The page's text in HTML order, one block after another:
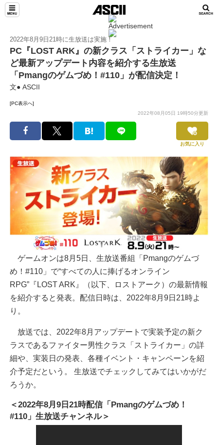
2022年8月9日21時に生放送は実施！
PC『LOST ARK』の新クラス「ストライカー」な
ど最新アップデート内容を紹介する生放送
「Pmangのゲムづめ！#110」が配信決定！
文● ASCII
[PC表示へ]
2022年08月05日 19時50分更新
お気に入り
ゲームオンは8月5日、生放送番組「Pmangのゲムづ
め！#110」で“すべての人に捧げるオンライン
RPG”『LOST ARK』（以下、ロストアーク）の最新情報
を紹介すると発表。配信日時は、2022年8月9日21時よ
り。
放送では、2022年8月アップデートで実装予定の新ク
ラスであるファイター男性クラス「ストライカー」の詳
細や、実装日の発表、各種イベント・キャンペーンを紹
介予定だという。 生放送でチェックしてみてはいかがだ
ろうか。
＜2022年8月9日21時配信「Pmangのゲムづめ！
#110」生放送チャンネル＞